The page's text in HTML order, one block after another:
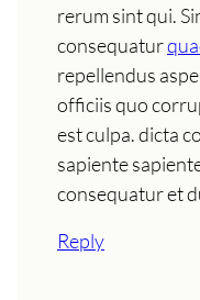
rerum sint qui.
consequatur
repellendus
officiis quo
est culpa. dicta
sapiente
consequatur et
Reply